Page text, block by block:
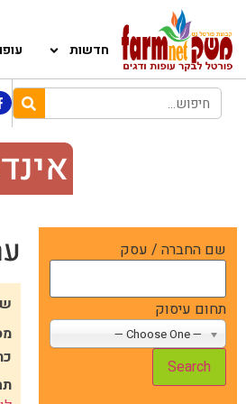
חדשות
שם החברה / עסק
תחום עיסוק
— Choose One —